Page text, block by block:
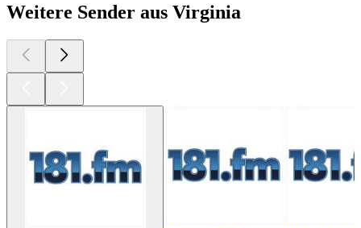
Weitere Sender aus Virginia